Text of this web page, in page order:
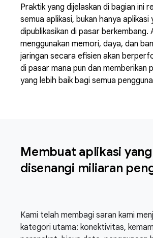
Praktik yang dijelaskan di bagian ini
semua aplikasi, bukan hanya aplikasi
dipublikasikan di pasar berkembang.
menggunakan memori, daya, dan
jaringan secara efisien akan
di pasar mana pun dan memberikan
yang lebih baik bagi semua
Membuat aplikasi yang
disenangi miliaran
Kami telah membagi saran kami
kategori utama: konektivitas,